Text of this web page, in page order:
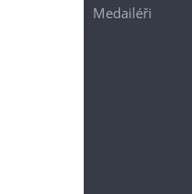
Medailéři